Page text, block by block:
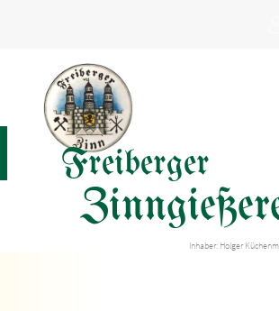
Freiberger
Inhaber: Holger